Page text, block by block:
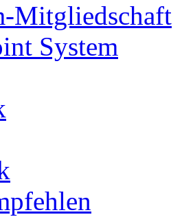
Mitgliedschaft
System